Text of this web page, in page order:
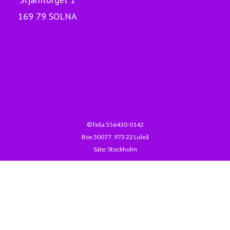
169 79 SOLNA